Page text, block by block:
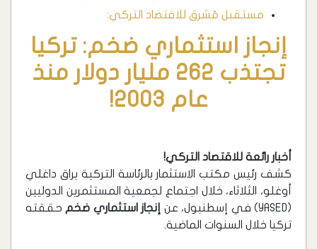
مستقبل مُشرق للاقتصاد التركي:
إنجاز استثماري ضخم: تركيا
تجتذب 262 مليار دولار منذ
عام 2003!
أخبار رائعة للاقتصاد التركي!
كشف رئيس مكتب الاستثمار بالرئاسة التركية براق داغلي
أوغلو، الثلاثاء، خلال اجتماع لجمعية المستثمرين الدوليين
(YASED) في إسطنبول، عن
إنجاز استثماري ضخم حققته
تركيا خلال السنوات الماضية.